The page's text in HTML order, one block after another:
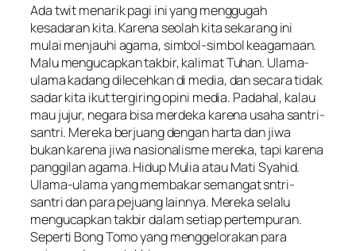
Ada twit menarik pagi ini yang menggugah
kesadaran kita. Karena seolah kita sekarang ini
mulai menjauhi agama, simbol-simbol keagamaan.
Malu mengucapkan takbir, kalimat Tuhan. Ulama-
ulama kadang dilecehkan di media, dan secara tidak
sadar kita ikut tergiring opini media. Padahal, kalau
mau jujur, negara bisa merdeka karena usaha santri-
santri. Mereka berjuang dengan harta dan jiwa
bukan karena jiwa nasionalisme mereka, tapi karena
panggilan agama. Hidup Mulia atau Mati Syahid.
Ulama-ulama yang membakar semangat sntri-
santri dan para pejuang lainnya. Mereka selalu
mengucapkan takbir dalam setiap pertempuran.
Seperti Bong Tomo yang menggelorakan para